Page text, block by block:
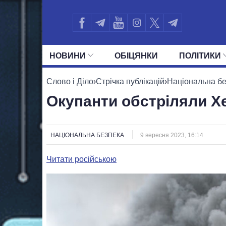
НОВИНИ ОБIЦЯНКИ ПОЛIТИКИ
УСІ ПОЛІТИКИ ПРЕЗИДЕНТ І
Слово і Діло›Стрічка публікацій›Національна
Окупанти обстріляли
НАЦІОНАЛЬНА БЕЗПЕКА 9 вересня 2023, 16:14
Читати російською